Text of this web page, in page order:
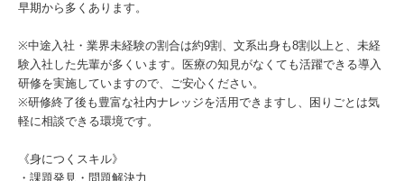
早期から多くあります。
※中途入社・業界未経験の割合は約9割、文系出身も8割以上と、未経
験入社した先輩が多くいます。医療の知見がなくても活躍できる導入
研修を実施していますので、ご安心ください。
※研修終了後も豊富な社内ナレッジを活用できますし、困りごとは気
軽に相談できる環境です。
《身につくスキル》
・課題発見・問題解決力